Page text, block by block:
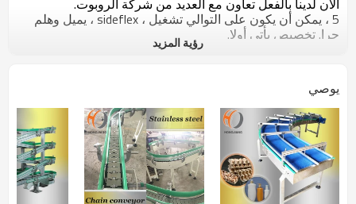
الآن لدينا بالفعل تعاون مع العديد من شركة الروبوت.
5 ، يمكن أن يكون على التوالي تشغيل ، sideflex ، يميل وهلم
جرا. تخصيص يأتي أولا. رؤية المزيد
يوصي